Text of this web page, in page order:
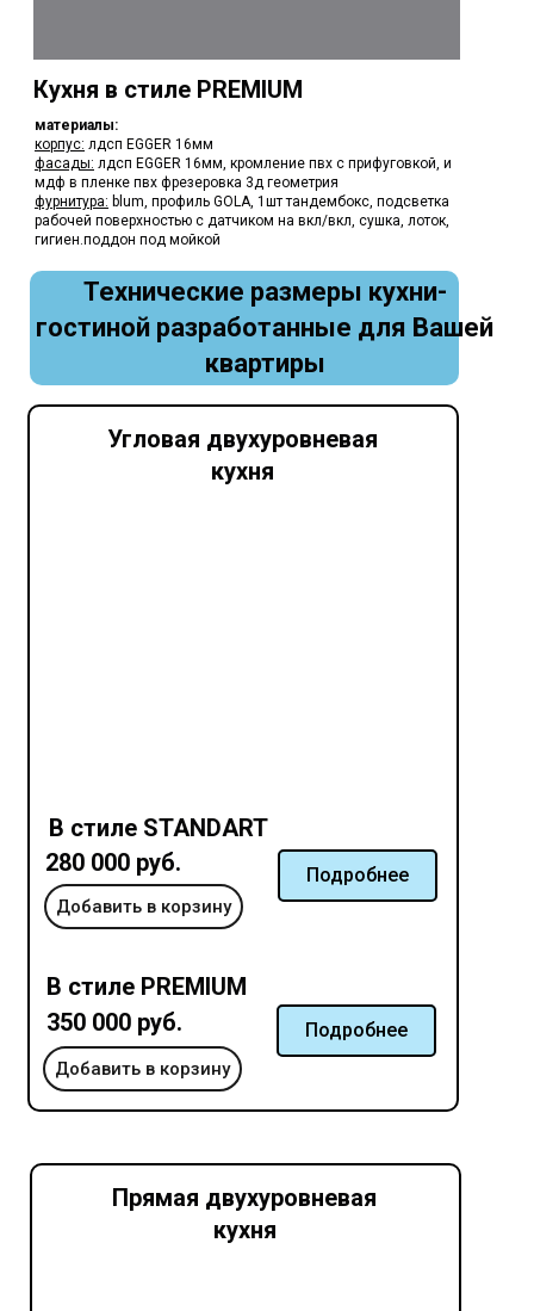
материалы:
корпус: лдсп EGGER 16мм
фасады: лдсп EGGER 16мм, кромление пвх с прифуговкой, и
мдф в пленке пвх фрезеровка 3д геометрия
фурнитура: blum, профиль GOLA, 1шт тандембокс, подсветка
рабочей поверхностью с датчиком на вкл/вкл, сушка, лоток,
гигиен.поддон под мойкой
Кухня в стиле PREMIUM
Подробнее
Подробнее
В стиле STANDART
Добавить в корзину
280 000 руб.
В стиле PREMIUM
Угловая двухуровневая
кухня
Добавить в корзину
350 000 руб.
Технические размеры кухни-
гостиной разработанные для Вашей
квартиры
Прямая двухуровневая
кухня